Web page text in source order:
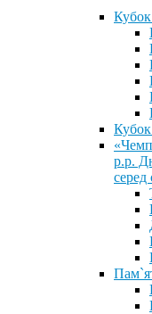
Кубок
р.р.
серед